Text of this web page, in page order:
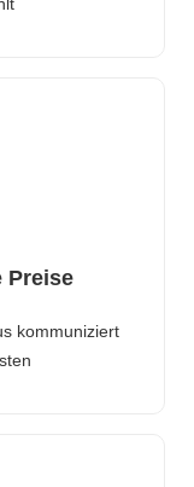
Preise
kommuniziert